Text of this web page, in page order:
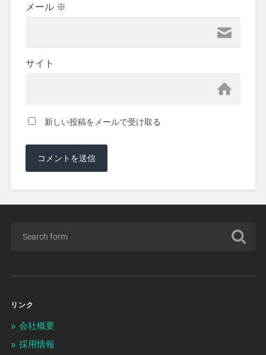
メール ※
サイト
新しい投稿をメールで受け取る
リンク
会社概要
採用情報